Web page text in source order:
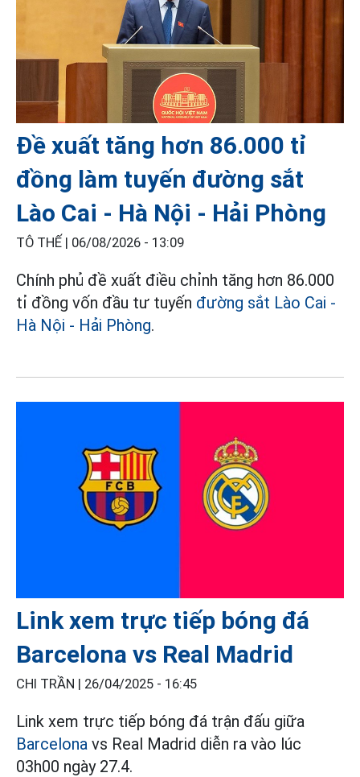
Đề xuất tăng hơn 86.000 tỉ
đồng làm tuyến đường sắt
Lào Cai - Hà Nội - Hải Phòng
TÔ THẾ | 06/08/2026 - 13:09
Chính phủ đề xuất điều chỉnh tăng hơn 86.000
tỉ đồng vốn đầu tư tuyến đường sắt Lào Cai -
Hà Nội - Hải Phòng.
Link xem trực tiếp bóng đá
Barcelona vs Real Madrid
CHI TRẦN | 26/04/2025 - 16:45
Link xem trực tiếp bóng đá trận đấu giữa
Barcelona vs Real Madrid diễn ra vào lúc
03h00 ngày 27.4.